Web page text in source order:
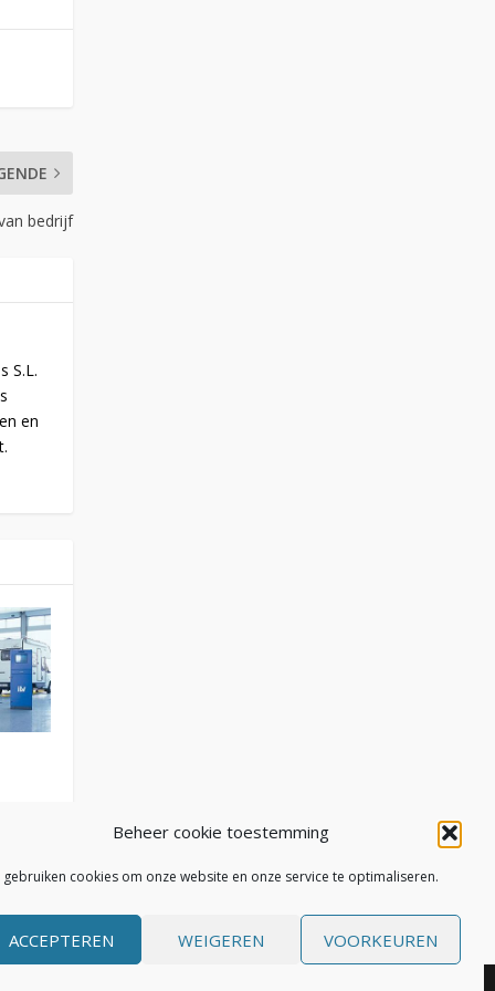
Beheer cookie toestemming
gebruiken cookies om onze website en onze service te optimaliseren.
ACCEPTEREN WEIGEREN VOORKEUREN
bedrijf
S.L.
en